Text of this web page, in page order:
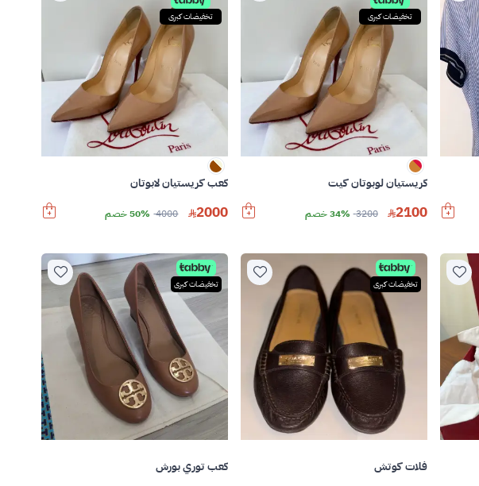
تخفيضات كبرى
كريستيان لوبوتان كيت
2100
3200 34% خصم
تخفيضات كبرى
كعب كريستيان لابوتان
2000
4000 50% خصم
تخفيضات كبرى
فلات كوتش
تخفيضات كبرى
كعب توري بورش